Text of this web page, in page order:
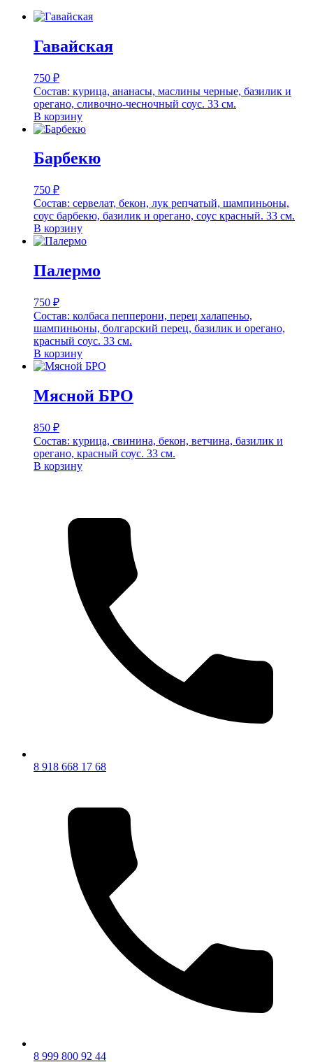
Гавайская
750 ₽
Состав: курица, ананасы, маслины черные, базилик и
орегано, сливочно-чесночный соус. 33 см.
В корзину
Барбекю
750 ₽
Состав: сервелат, бекон, лук репчатый, шампиньоны,
соус барбекю, базилик и орегано, соус красный. 33 см.
В корзину
Палермо
750 ₽
Состав: колбаса пепперони, перец халапеньо,
шампиньоны, болгарский перец, базилик и орегано,
красный соус. 33 см.
В корзину
Мясной БРО
850 ₽
Состав: курица, свинина, бекон, ветчина, базилик и
орегано, красный соус. 33 см.
В корзину
8 918 668 17 68
8 999 800 92 44